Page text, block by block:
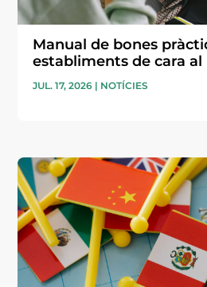
Manual de bones
establiments de cara al
JUL. 17, 2026 | NOTÍCIES